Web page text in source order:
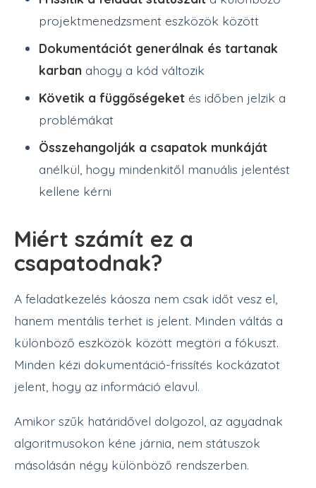
projektmenedzsment eszközök között
Dokumentációt generálnak és tartanak
karban ahogy a kód változik
Követik a függőségeket és időben jelzik a
problémákat
Összehangolják a csapatok munkáját
anélkül, hogy mindenkitől manuális jelentést
kellene kérni
Miért számít ez a
csapatodnak?
A feladatkezelés káosza nem csak időt vesz el,
hanem mentális terhet is jelent. Minden váltás a
különböző eszközök között megtöri a fókuszt.
Minden kézi dokumentáció-frissítés kockázatot
jelent, hogy az információ elavul.
Amikor szűk határidővel dolgozol, az agyadnak
algoritmusokon kéne járnia, nem státuszok
másolásán négy különböző rendszerben.